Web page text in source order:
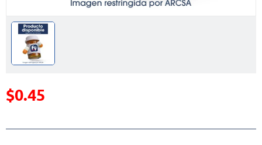
Precio reducido de
$0.45